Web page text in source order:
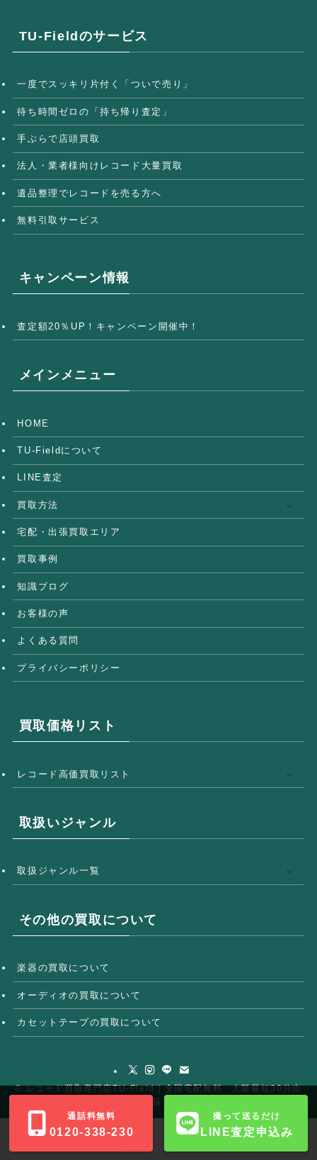
通話料無料
0120-338-230
撮って送るだけ
LINE査定申込み
TU-Fieldのサービス
一度でスッキリ片付く「ついで売り」
待ち時間ゼロの「持ち帰り査定」
手ぶらで店頭買取
法人・業者様向けレコード大量買取
遺品整理でレコードを売る方へ
無料引取サービス
キャンペーン情報
査定額20％UP！キャンペーン開催中！
メインメニュー
HOME
TU-Fieldについて
LINE査定
買取方法
宅配・出張買取エリア
買取事例
知識ブログ
お客様の声
よくある質問
プライバシーポリシー
買取価格リスト
レコード高価買取リスト
取扱いジャンル
取扱ジャンル一覧
その他の買取について
楽器の買取について
オーディオの買取について
カセットテープの買取について
©レコード買取専門店TU-Field｜全国宅配無料・大阪最短30分出
張.